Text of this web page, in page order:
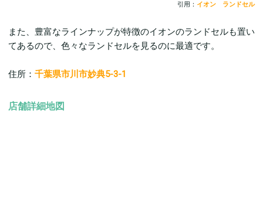
引用： イオン ランドセル
また、豊富なラインナップが特徴のイオンのランドセルも置い
てあるので、色々なランドセルを見るのに最適です。
住所： 千葉県市川市妙典5-3-1
店舗詳細地図